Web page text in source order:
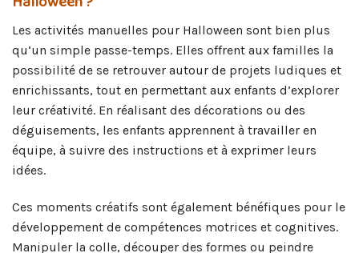
Les activités manuelles pour Halloween sont bien plus
qu’un simple passe-temps. Elles offrent aux familles la
possibilité de se retrouver autour de projets ludiques et
enrichissants, tout en permettant aux enfants d’explorer
leur créativité. En réalisant des décorations ou des
déguisements, les enfants apprennent à travailler en
équipe, à suivre des instructions et à exprimer leurs
idées.
Ces moments créatifs sont également bénéfiques pour le
développement de compétences motrices et cognitives.
Manipuler la colle, découper des formes ou peindre